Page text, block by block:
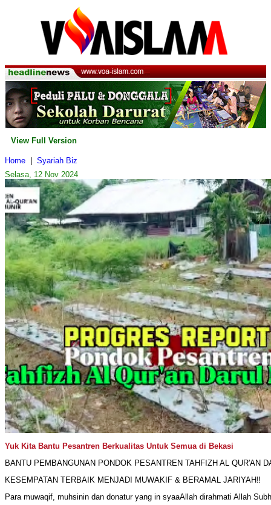
View Full Version
Home
Syariah Biz
Selasa, 12 Nov 2024
Yuk Kita Bantu Pesantren Berkualitas Untuk Semua di Bekasi
BANTU PEMBANGUNAN PONDOK PESANTREN TAHFIZH AL QUR'AN
KESEMPATAN TERBAIK MENJADI MUWAKIF & BERAMAL JARIYAH‼️
Para muwaqif, muhsinin dan donatur yang in syaaAllah dirahmati Allah